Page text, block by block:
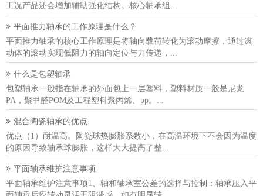
工况产品还会增加辅助强化结构。核心轴承组...
平面推力轴承的工作原理是什么？
平面推力轴承的核心工作原理是将轴向载荷转化为滚动摩擦，通过滚
动体的滚动实现低阻力的轴向定位与力传递，...
什么是包塑轴承
包塑轴承一般指在轴承的外面包上一层塑料，塑料材质一般是尼龙
PA，聚甲醛POM及工程塑料聚丙烯、pp。...
混合陶瓷轴承的优点
优点（1）耐温高。陶瓷球热膨胀系数小，在高温环境下不会因为温度
的原因导致轴承球膨胀，这样大大提高了整...
平面轴承维护注意事项
平面轴承维护注意事项1、轴和轴承室公差的选择与控制：轴承压入平